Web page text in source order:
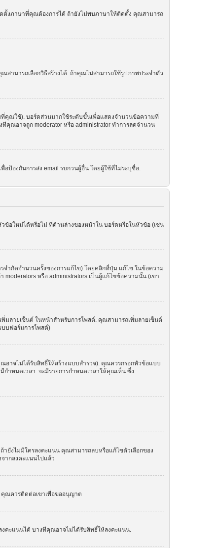
ตั้งภาษาที่คุณต้องการได้ ถ้ายังไม่พบภาษาให้ติดตั้ง คุณสามารถ
ามารถเลือกวิธีสร้างได้. ถ้าคุณไม่สามารถใช้รูปภาพประจำตัว
คุณใช้). บอร์ดส่วนมากใช้ระดับขั้นเพื่อแสดงจำนวนข้อความที่
คุณอาจถูก moderator หรือ administrator ทำการลดจำนวน
ป้องกันการส่ง email รบกวนผู้อื่น โดยผู้ใช้ที่ไม่ระบุชื่อ.
อใหม่ได้หรือไม่ ที่ด้านล่างของหน้าใน บอร์ดหรือในหัวข้อ (เช่น
ำกัดจำนวนครั้งของการแก้ไข) โดยคลิกที่ปุ่ม แก้ไข ในข้อความ
หรือ administrators เป็นผู้แก้ไขข้อความนั้น (เขา
ลายเซ็นต์ ในหน้าสำหรับการโพสต์. คุณสามารถเพิ่มลายเซ็นต์
บบฟอร์มการโพสต์)
าจไม่ได้รับสิทธิ์ให้สร้างแบบสำรวจ). คุณควรกรอกหัวข้อแบบ
กำหนดเวลา. จะมีรายการกำหนดเวลาให้คุณเห็น ซึ่ง
ยังไม่มีใครลงคะแนน คุณสามารถลบหรือแก้ไขตัวเลือกของ
จากลงคะแนนไปแล้ว
คุณควรติดต่อเขาเพื่อขออนุญาต
คะแนนได้ บางทีคุณอาจไม่ได้รับสิทธิ์ให้ลงคะแนน.